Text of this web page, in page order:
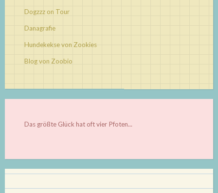
Dogzzz on Tour
Danagrafie
Hundekekse von Zookies
Blog von Zoobio
Das größte Glück hat oft vier Pfoten...